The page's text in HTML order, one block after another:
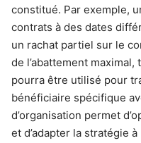
constitué. Par exemple,
contrats à des dates
un rachat partiel sur le
de l’abattement
pourra être utilisé pour
bénéficiaire spécifique
d’organisation permet
et d’adapter la stratégie